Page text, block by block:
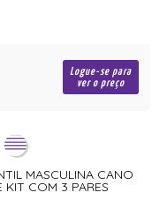
Logue-se para
ver o preço
MASCULINA CANO
KIT COM 3 PARES